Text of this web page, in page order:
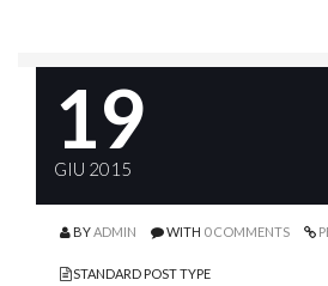
19
GIU 2015
BYADMIN WITH 0 COMMENTS
STANDARD POST TYPE